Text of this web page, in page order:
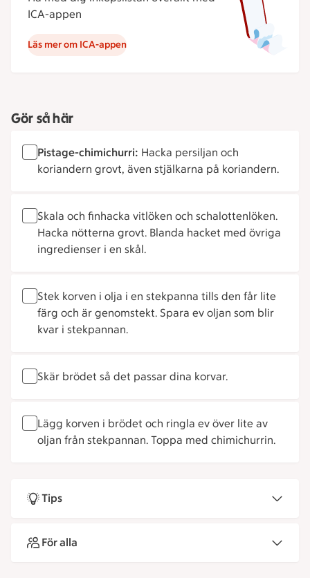
ICA-appen
Läs mer om ICA-appen
Gör så här
Pistage-chimichurri: Hacka persiljan och
koriandern grovt, även stjälkarna på koriandern.
Skala och finhacka vitlöken och schalottenlöken.
Hacka nötterna grovt. Blanda hacket med övriga
ingredienser i en skål.
Stek korven i olja i en stekpanna tills den får lite
färg och är genomstekt. Spara ev oljan som blir
kvar i stekpannan.
Skär brödet så det passar dina korvar.
Lägg korven i brödet och ringla ev över lite av
oljan från stekpannan. Toppa med chimichurrin.
Tips
För alla